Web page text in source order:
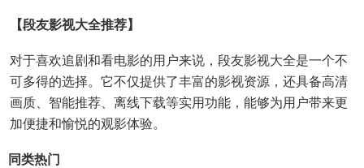
【段友影视大全推荐】
对于喜欢追剧和看电影的用户来说，段友影视大全是一个不
可多得的选择。它不仅提供了丰富的影视资源，还具备高清
画质、智能推荐、离线下载等实用功能，能够为用户带来更
加便捷和愉悦的观影体验。
同类热门